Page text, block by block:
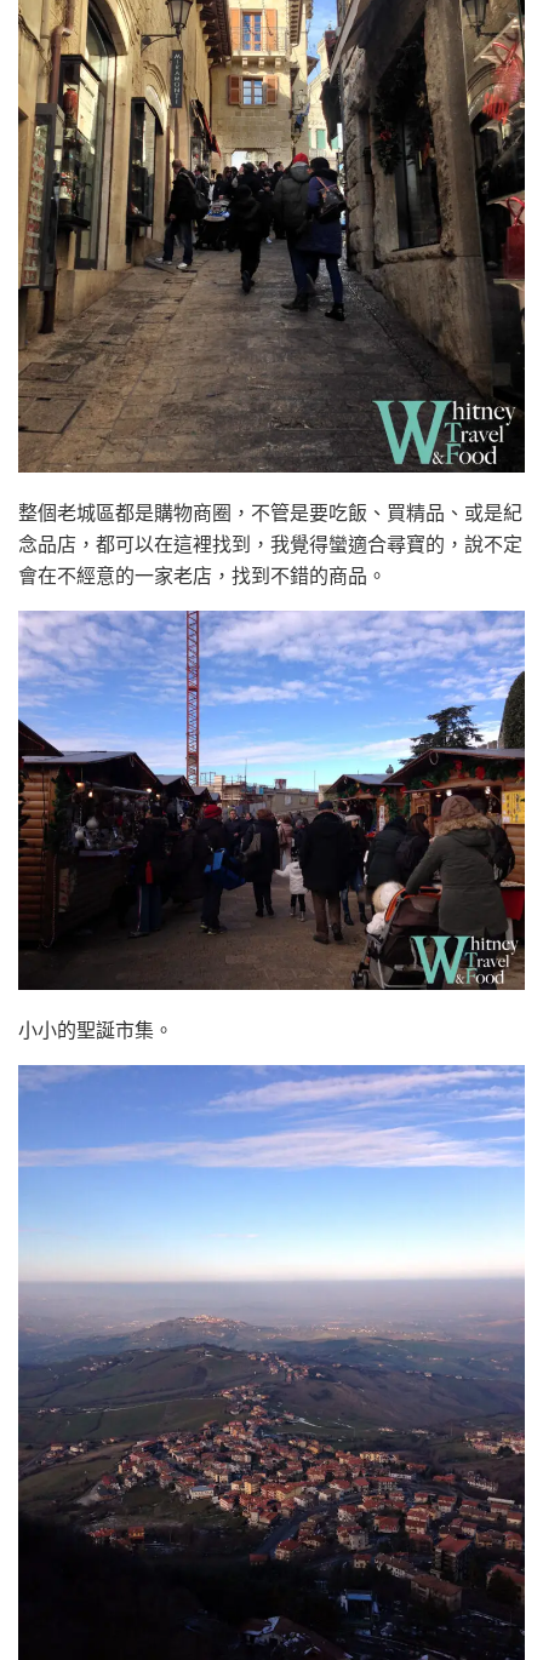
整個老城區都是購物商圈，不管是要吃飯、買精品、或是紀
念品店，都可以在這裡找到，我覺得蠻適合尋寶的，說不定
會在不經意的一家老店，找到不錯的商品。
小小的聖誕市集。